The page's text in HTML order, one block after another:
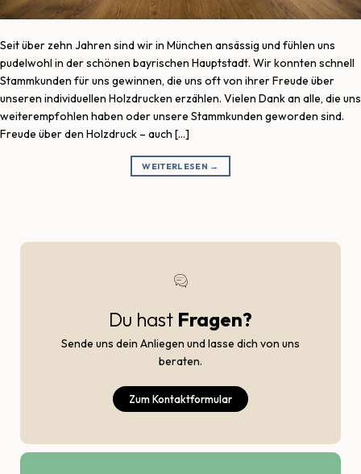
Seit über zehn Jahren sind wir in München ansässig und fühlen uns
pudelwohl in der schönen bayrischen Hauptstadt. Wir konnten schnell
Stammkunden für uns gewinnen, die uns oft von ihrer Freude über
unseren individuellen Holzdrucken erzählen. Vielen Dank an alle, die uns
weiterempfohlen haben oder unsere Stammkunden geworden sind.
Freude über den Holzdruck – auch […]
WEITERLESEN →
Du hast Fragen?
Sende uns dein Anliegen und lasse dich von uns
beraten.
Zum Kontaktformular